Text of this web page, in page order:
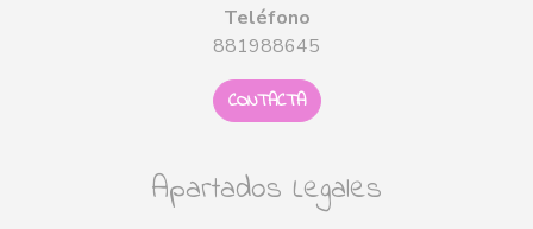
Teléfono
881988645
CONTACTA
Apartados Legales